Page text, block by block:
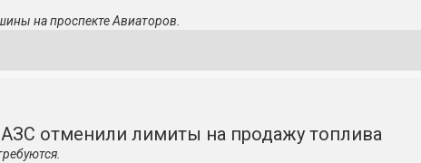
на проспекте Авиаторов.
отменили лимиты на продажу топлива